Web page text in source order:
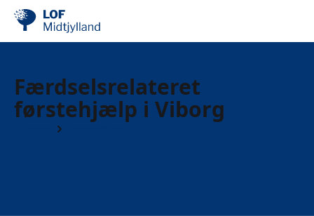
Færdselsrelateret
førstehjælp i Viborg